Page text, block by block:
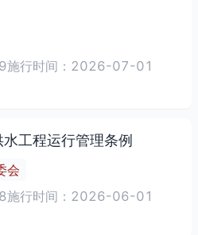
施行时间：2026-07-01
工程运行管理条例
会
施行时间：2026-06-01